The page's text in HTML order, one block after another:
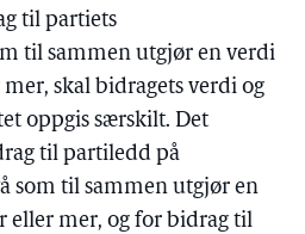
til partiets
til sammen utgjør en verdi
skal bidragets verdi og
oppgis særskilt. Det
til partiledd på
som til sammen utgjør en
eller mer, og for bidrag til